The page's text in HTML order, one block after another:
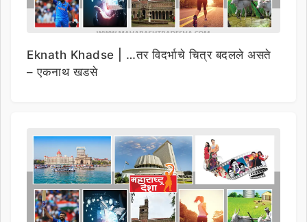
Eknath Khadse | …तर विदर्भाचे चित्र बदलले असते
– एकनाथ खडसे